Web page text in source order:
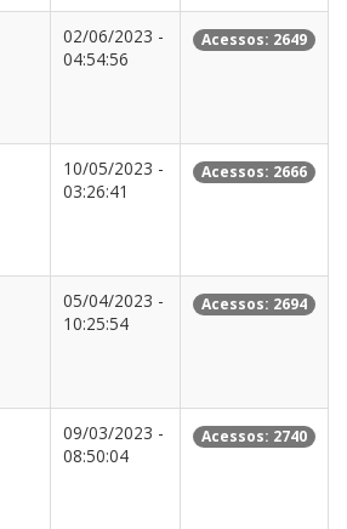
02/06/2023 -
04:54:56
Acessos: 2649
10/05/2023 -
03:26:41
Acessos: 2666
05/04/2023 -
10:25:54
Acessos: 2694
09/03/2023 -
08:50:04
Acessos: 2740